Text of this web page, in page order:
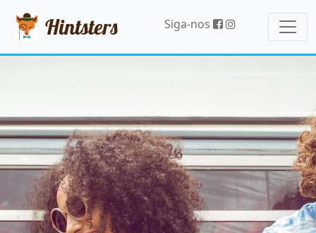
Hintsters Siga-nos